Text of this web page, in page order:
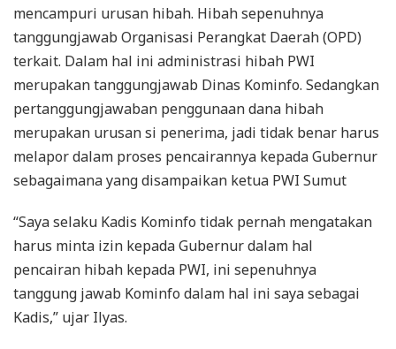
mencampuri urusan hibah. Hibah sepenuhnya
tanggungjawab Organisasi Perangkat Daerah (OPD)
terkait. Dalam hal ini administrasi hibah PWI
merupakan tanggungjawab Dinas Kominfo. Sedangkan
pertanggungjawaban penggunaan dana hibah
merupakan urusan si penerima, jadi tidak benar harus
melapor dalam proses pencairannya kepada Gubernur
sebagaimana yang disampaikan ketua PWI Sumut
“Saya selaku Kadis Kominfo tidak pernah mengatakan
harus minta izin kepada Gubernur dalam hal
pencairan hibah kepada PWI, ini sepenuhnya
tanggung jawab Kominfo dalam hal ini saya sebagai
Kadis,” ujar Ilyas.